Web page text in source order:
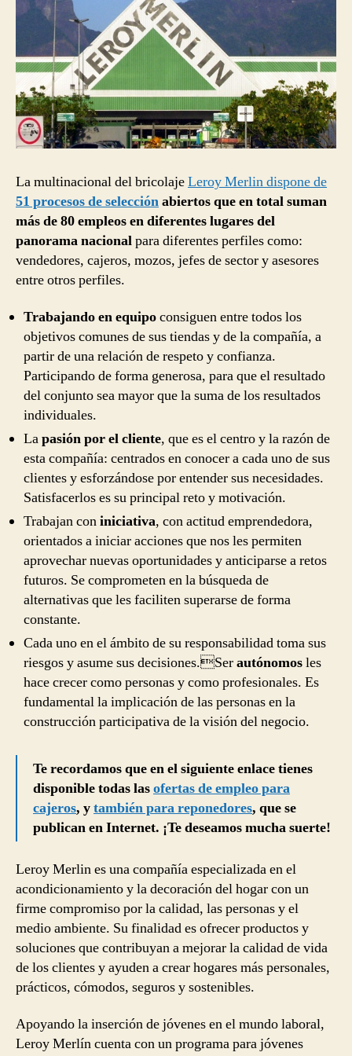
La multinacional del bricolajeLeroy Merlin dispone de
51 procesos de selecciónabiertos que en total suman
más de 80 empleos en diferentes lugares del
panorama nacionalpara diferentes perfiles como:
vendedores, cajeros, mozos, jefes de sector y asesores
entre otros perfiles.
Trabajando en equipoconsiguen entre todos los
objetivos comunes de sus tiendas y de la compañía, a
partir de una relación de respeto y confianza.
Participando de forma generosa, para que el resultado
del conjunto sea mayor que la suma de los resultados
individuales.
Lapasión por el cliente, que es el centro y la razón de
esta compañía: centrados en conocer a cada uno de sus
clientes y esforzándose por entender sus necesidades.
Satisfacerlos es su principal reto y motivación.
Trabajan coniniciativa, con actitud emprendedora,
orientados a iniciar acciones que nos les permiten
aprovechar nuevas oportunidades y anticiparse a retos
futuros. Se comprometen en la búsqueda de
alternativas que les faciliten superarse de forma
constante.
Cada uno en el ámbito de su responsabilidad toma sus
riesgos y asume sus decisiones.Serautónomosles
hace crecer como personas y como profesionales. Es
fundamental la implicación de las personas en la
construcción participativa de la visión del negocio.
Te recordamos que en el siguiente enlace tienes
disponible todas lasofertas de empleo para
cajeros, ytambién para reponedores, que se
publican en Internet. ¡Te deseamos mucha suerte!
Leroy Merlin es una compañía especializada en el
acondicionamiento y la decoración del hogar con un
firme compromiso por la calidad, las personas y el
medio ambiente. Su finalidad es ofrecer productos y
soluciones que contribuyan a mejorar la calidad de vida
de los clientes y ayuden a crear hogares más personales,
prácticos, cómodos, seguros y sostenibles.
Apoyando la inserción de jóvenes en el mundo laboral,
Leroy Merlín cuenta con un programa para jóvenes